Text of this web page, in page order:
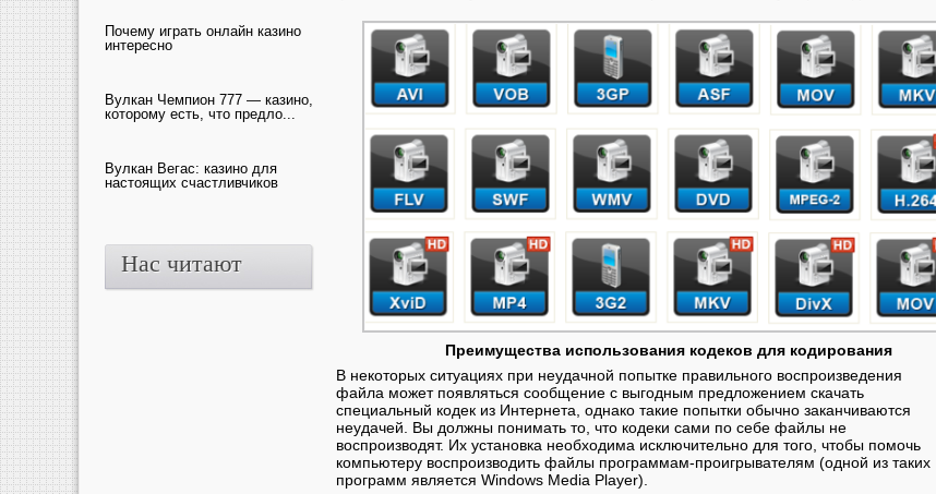
Преимущества использования кодеков для кодирования
В некоторых ситуациях при неудачной попытке правильного воспроизведения
файла может появляться сообщение с выгодным предложением скачать
специальный кодек из Интернета, однако такие попытки обычно заканчиваются
неудачей. Вы должны понимать то, что кодеки сами по себе файлы не
воспроизводят. Их установка необходима исключительно для того, чтобы помочь
компьютеру воспроизводить файлы программам-проигрывателям (одной из таких
программ является Windows Media Player).
Почему играть онлайн казино
интересно
Вулкан Чемпион 777 — казино,
которому есть, что предло...
Вулкан Вегас: казино для
настоящих счастливчиков
Нас читают